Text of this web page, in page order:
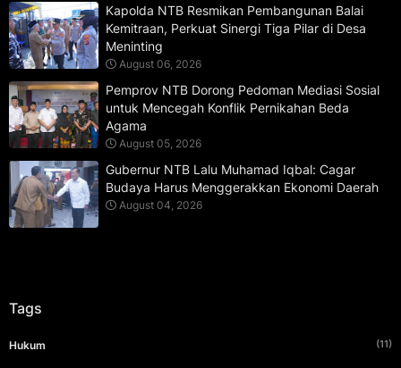
Kapolda NTB Resmikan Pembangunan Balai
Kemitraan, Perkuat Sinergi Tiga Pilar di Desa
Meninting
August 06, 2026
Pemprov NTB Dorong Pedoman Mediasi Sosial
untuk Mencegah Konflik Pernikahan Beda
Agama
August 05, 2026
Gubernur NTB Lalu Muhamad Iqbal: Cagar
Budaya Harus Menggerakkan Ekonomi Daerah
August 04, 2026
Tags
Hukum (11)